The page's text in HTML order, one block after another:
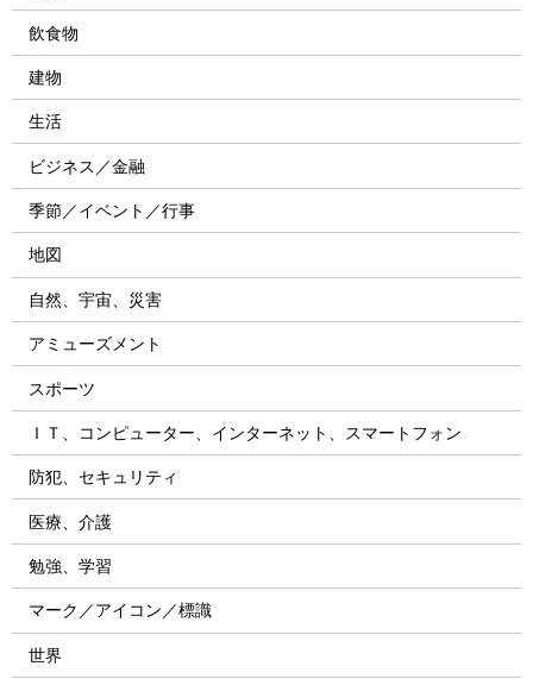
飲食物
建物
生活
ビジネス／金融
季節／イベント／行事
地図
自然、宇宙、災害
アミューズメント
スポーツ
ＩＴ、コンピューター、インターネット、スマートフォン
防犯、セキュリティ
医療、介護
勉強、学習
マーク／アイコン／標識
世界